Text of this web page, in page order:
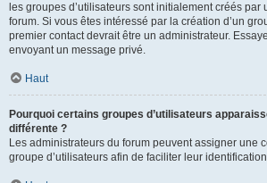
les groupes d’utilisateurs sont initialement créés par
forum. Si vous êtes intéressé par la création d’un
premier contact devrait être un administrateur.
envoyant un message privé.
Haut
Pourquoi certains groupes d’utilisateurs
différente ?
Les administrateurs du forum peuvent assigner une
groupe d’utilisateurs afin de faciliter leur